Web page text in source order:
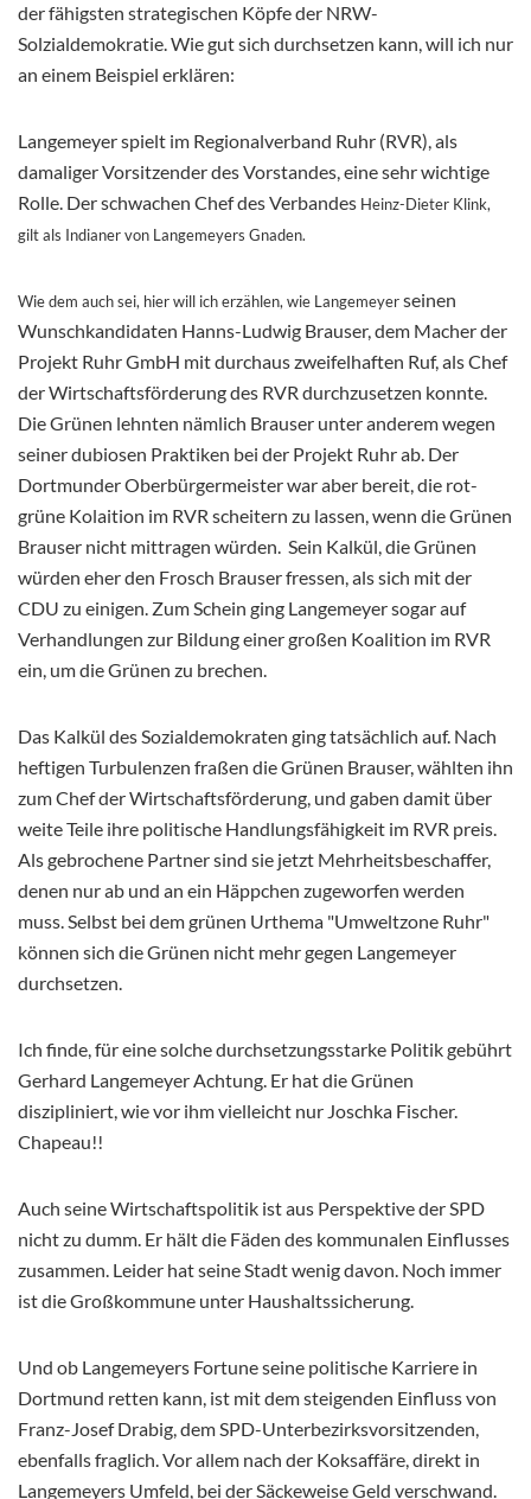
der fähigsten strategischen Köpfe der NRW-
Solzialdemokratie. Wie gut sich durchsetzen kann, will ich nur
an einem Beispiel erklären:
Langemeyer spielt im Regionalverband Ruhr (RVR), als
damaliger Vorsitzender des Vorstandes, eine sehr wichtige
Rolle. Der schwachen Chef des Verbandes Heinz-Dieter Klink,
gilt als Indianer von Langemeyers Gnaden.
Wie dem auch sei, hier will ich erzählen, wie Langemeyerseinen
Wunschkandidaten Hanns-Ludwig Brauser, dem Macher der
Projekt Ruhr GmbH mit durchaus zweifelhaften Ruf, als Chef
der Wirtschaftsförderung des RVR durchzusetzen konnte.
Die Grünen lehnten nämlich Brauser unter anderem wegen
seiner dubiosen Praktiken bei der Projekt Ruhr ab. Der
Dortmunder Oberbürgermeister war aber bereit, die rot-
grüne Kolaition im RVR scheitern zu lassen, wenn die Grünen
Brauser nicht mittragen würden. Sein Kalkül, die Grünen
würden eher den Frosch Brauser fressen, als sich mit der
CDU zu einigen. Zum Schein ging Langemeyer sogar auf
Verhandlungen zur Bildung einer großen Koalition im RVR
ein, um die Grünen zu brechen.
Das Kalkül des Sozialdemokraten ging tatsächlich auf. Nach
heftigen Turbulenzen fraßen die Grünen Brauser, wählten ihn
zum Chef der Wirtschaftsförderung, und gaben damit über
weite Teile ihre politische Handlungsfähigkeit im RVR preis.
Als gebrochene Partner sind sie jetzt Mehrheitsbeschaffer,
denen nur ab und an ein Häppchen zugeworfen werden
muss. Selbst bei dem grünen Urthema "Umweltzone Ruhr"
können sich die Grünen nicht mehr gegen Langemeyer
durchsetzen.
Ich finde, für eine solche durchsetzungsstarke Politik gebührt
Gerhard Langemeyer Achtung. Er hat die Grünen
diszipliniert, wie vor ihm vielleicht nur Joschka Fischer.
Chapeau!!
Auch seine Wirtschaftspolitik ist aus Perspektive der SPD
nicht zu dumm. Er hält die Fäden des kommunalen Einflusses
zusammen. Leider hat seine Stadt wenig davon. Noch immer
ist die Großkommune unter Haushaltssicherung.
Und ob Langemeyers Fortune seine politische Karriere in
Dortmund retten kann, ist mit dem steigenden Einfluss von
Franz-Josef Drabig, dem SPD-Unterbezirksvorsitzenden,
ebenfalls fraglich. Vor allem nach der Koksaffäre, direkt in
Langemeyers Umfeld, bei der Säckeweise Geld verschwand.